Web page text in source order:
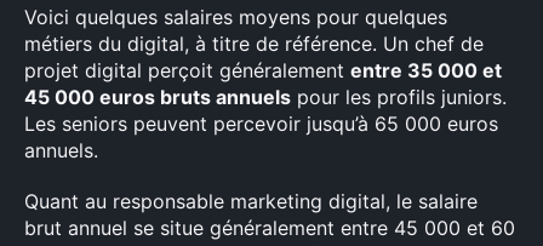
Voici quelques salaires moyens pour quelques
métiers du digital, à titre de référence. Un chef de
projet digital perçoit généralement entre 35 000 et
45 000 euros bruts annuels pour les profils juniors.
Les seniors peuvent percevoir jusqu’à 65 000 euros
annuels.
Quant au responsable marketing digital, le salaire
brut annuel se situe généralement entre 45 000 et 60